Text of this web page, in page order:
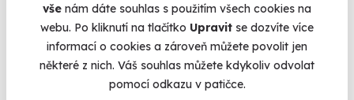
vše nám dáte souhlas s použitím všech cookies na
webu. Po kliknutí na tlačítko Upravit se dozvíte více
informací o cookies a zároveň můžete povolit jen
některé z nich. Váš souhlas můžete kdykoliv odvolat
pomocí odkazu v patičce.
Volný termín už 07. 08. 2026